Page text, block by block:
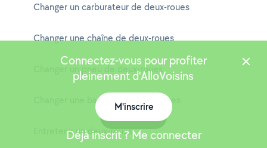
Changer un carburateur de deux-roues
Changer une chaîne de deux-roues
Changer un pneu de deux-roues
Changer une batterie de deux-roues
Entretenir un deux-roues
Connectez-vous pour profiter
pleinement d'AlloVoisins
M'inscrire
Déjà inscrit ? Me connecter